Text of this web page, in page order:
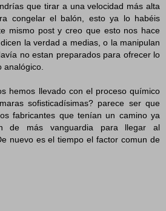
que tirar a una velocidad más alta
congelar el balón, esto ya lo habéis
mismo post y creo que esto nos hace
la verdad a medias, o la manipulan
no estan preparados para ofrecer lo
analógico.
hemos llevado con el proceso químico
sofisticadísimas? parece ser que
fabricantes que tenían un camino ya
de más vanguardia para llegar al
nuevo es el tiempo el factor comun de